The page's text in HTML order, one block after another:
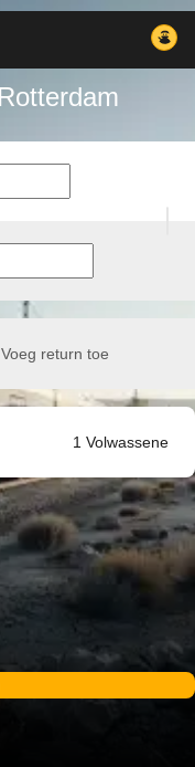
Voeg return toe
1 Volwassene